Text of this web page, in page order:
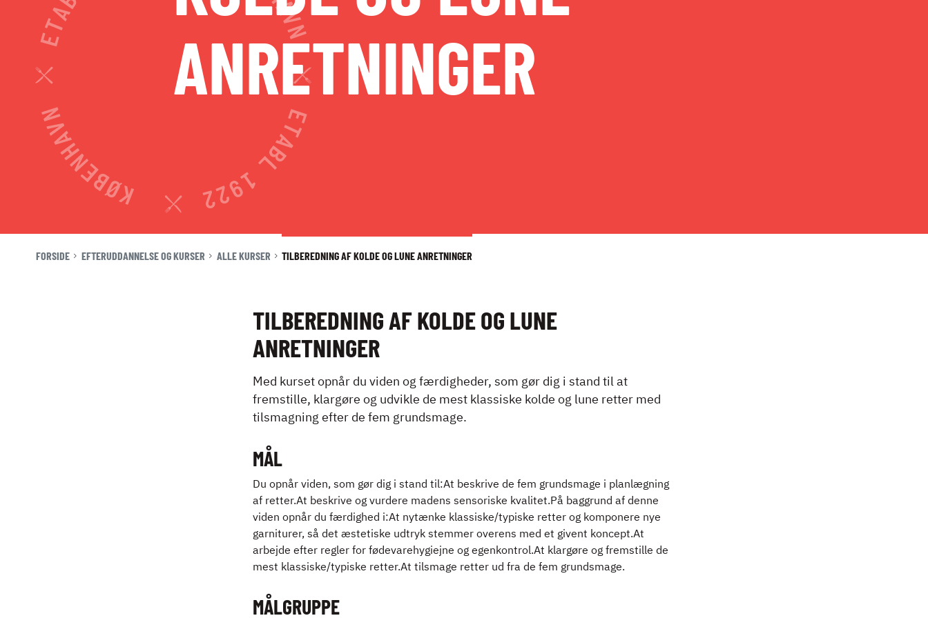
VINAKADEMIET
UDLEJNING
OG EVENTS
VIRKSOMHEDS­
KURSER
KONTAKT
FOR VIRKSOMHEDER
ELEVINTRA (LOGIN)
TIDLIGERE ELEV
ENGLISH
ANRETNINGER
FORSIDE EFTERUDDANNELSE OG KURSER ALLE KURSER TILBEREDNING AF KOLDE OG LUNE ANRETNINGER
TILBEREDNING AF KOLDE OG LUNE
ANRETNINGER
Med kurset opnår du viden og færdigheder, som gør dig i stand til at
fremstille, klargøre og udvikle de mest klassiske kolde og lune retter med
tilsmagning efter de fem grundsmage.
MÅL
Du opnår viden, som gør dig i stand til:At beskrive de fem grundsmage i planlægning
af retter.At beskrive og vurdere madens sensoriske kvalitet.På baggrund af denne
viden opnår du færdighed i:At nytænke klassiske/typiske retter og komponere nye
garniturer, så det æstetiske udtryk stemmer overens med et givent koncept.At
arbejde efter regler for fødevarehygiejne og egenkontrol.At klargøre og fremstille de
mest klassiske/typiske retter.At tilsmage retter ud fra de fem grundsmage.
MÅLGRUPPE